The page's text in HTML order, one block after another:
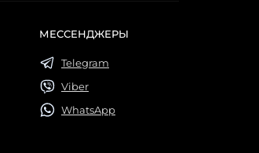
МЕССЕНДЖЕРЫ
Telegram
Viber
WhatsApp